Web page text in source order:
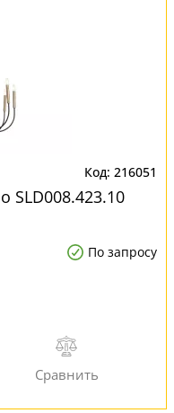
216051
SLD008.423.10
По запросу